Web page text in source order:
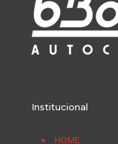
Institucional
HOME